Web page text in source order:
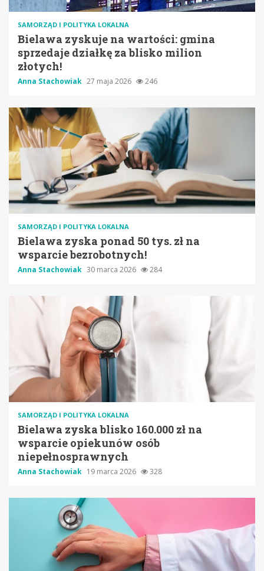
SAMORZĄD I POLITYKA LOKALNA
Bielawa zyskuje na wartości: gmina
sprzedaje działkę za blisko milion
złotych!
Anna Stachowiak 27 maja 2026 246
SAMORZĄD I POLITYKA LOKALNA
Bielawa zyska ponad 50 tys. zł na
wsparcie bezrobotnych!
Anna Stachowiak 30 marca 2026 284
SAMORZĄD I POLITYKA LOKALNA
Bielawa zyska blisko 160.000 zł na
wsparcie opiekunów osób
niepełnosprawnych
Anna Stachowiak 19 marca 2026 328